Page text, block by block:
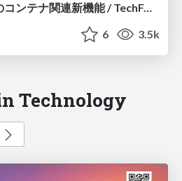
Linux カーネル 最近のコンテナ関連新機能 / TechFeed Experts Night#7
6 3.5k
Technology